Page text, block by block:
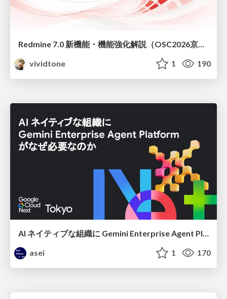
Redmine 7.0 新機能・機能強化解説（OSC2026京都ダイジェスト版）
vividtone
1 190
AI ネイティブな組織に Gemini Enterprise Agent Platform がなぜ必要なのか
asei
1 170